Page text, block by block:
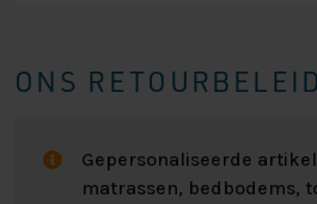
ONS RETOURBELEID
Gepersonaliseerde
matrassen, bedbodems,